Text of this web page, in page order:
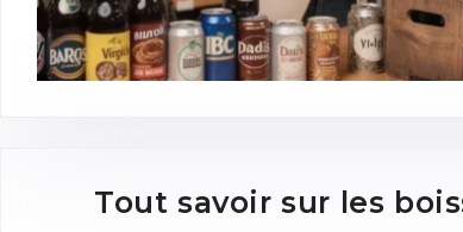
Tout savoir sur les